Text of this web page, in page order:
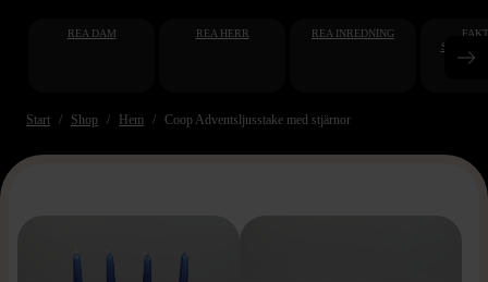
REA DAM REA HERR REA INREDNING
Start Shop Hem Coop Adventsljusstake med stjärnor